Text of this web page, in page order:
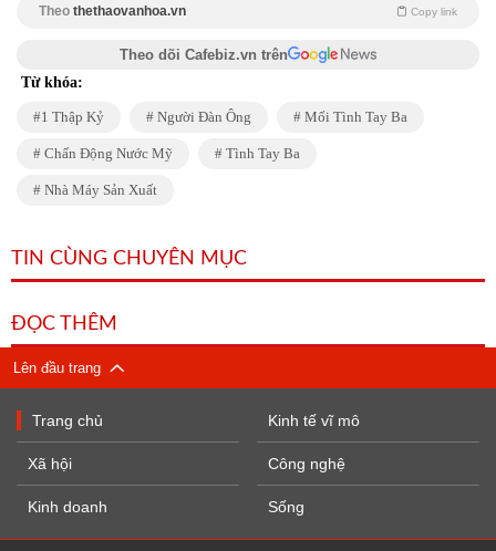
Theo thethaovanhoa.vn Copy link
Theo dõi Cafebiz.vn trên
Từ khóa:
1 Thập Kỷ Người Đàn Ông Mối Tình Tay Ba
Chấn Động Nước Mỹ Tình Tay Ba
Nhà Máy Sản Xuất
TIN CÙNG CHUYÊN MỤC
ĐỌC THÊM
Lên đầu trang
Trang chủ
Xã hội
Kinh doanh
Kinh tế vĩ mô
Công nghệ
Sống